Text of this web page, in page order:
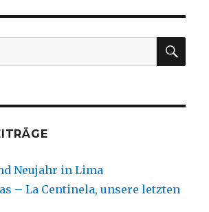
Neujahr in Lima
– La Centinela, unsere letzten